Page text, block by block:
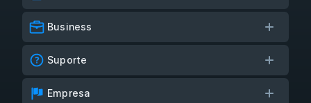
Business
Suporte
Empresa